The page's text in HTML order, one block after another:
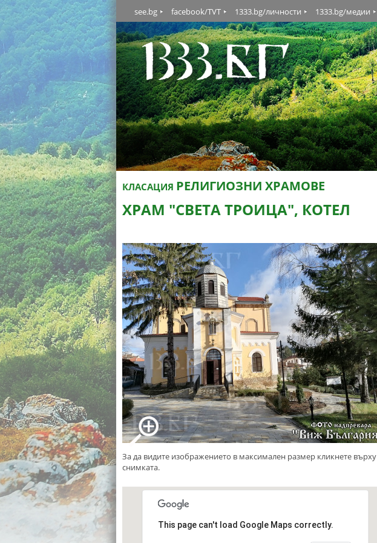
see.bg facebook/TVT 1333.bg/личности 1333.bg/медии
КЛАСАЦИЯ РЕЛИГИОЗНИ ХРАМОВЕ
ХРАМ "СВЕТА ТРОИЦА", КОТЕЛ
За да видите изображението в максимален размер кликнете върху
снимката.
This page can't load Google Maps correctly.